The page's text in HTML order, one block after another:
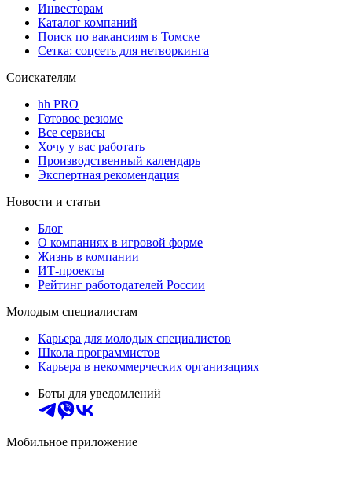
Инвесторам
Каталог компаний
Поиск по вакансиям в Томске
Сетка: соцсеть для нетворкинга
Соискателям
hh PRO
Готовое резюме
Все сервисы
Хочу у вас работать
Производственный календарь
Экспертная рекомендация
Новости и статьи
Блог
О компаниях в игровой форме
Жизнь в компании
ИТ-проекты
Рейтинг работодателей России
Молодым специалистам
Карьера для молодых специалистов
Школа программистов
Карьера в некоммерческих организациях
Боты для уведомлений
Мобильное приложение